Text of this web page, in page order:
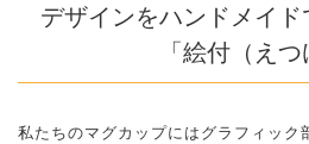
デザインをハンドメイド
「絵付（えつ
私たちのマグカップにはグラフィック